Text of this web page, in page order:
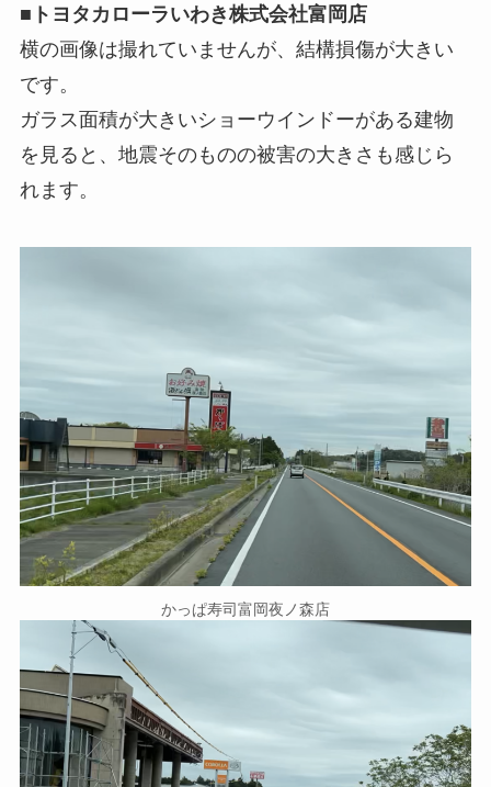
■トヨタカローラいわき株式会社富岡店
横の画像は撮れていませんが、結構損傷が大きい
です。
ガラス面積が大きいショーウインドーがある建物
を見ると、地震そのものの被害の大きさも感じら
れます。
かっぱ寿司富岡夜ノ森店